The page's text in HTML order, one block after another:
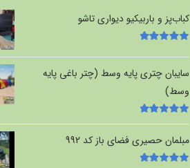
کباب‌پز و باربیکیو دیواری تاشو
5
سایبان چتری پایه وسط (چتر باغی پایه
وسط)
امتیاز5.00از
مبلمان حصیری فضای باز کد 992